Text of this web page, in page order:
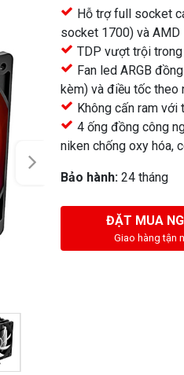
Hỗ trợ full socket
socket 1700) và AMD
TDP vượt trội trong
Fan led ARGB
kèm) và điều tốc theo
Không cấn ram với
4 ống đồng công
niken chống oxy hóa,
Bảo hành: 24 tháng
ĐẶT MUA
Giao hàng tận